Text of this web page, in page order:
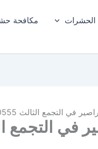
مكافحة
الثالث 01029290555 خصم 70%
في التجمع